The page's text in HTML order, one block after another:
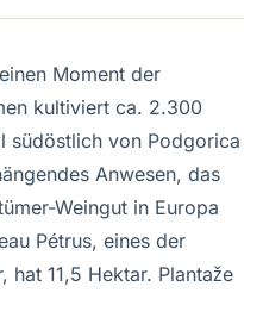
Moment der
kultiviert ca. 2.300
südöstlich von Podgorica
Anwesen, das
Weingut in Europa
Pétrus, eines der
hat 11,5 Hektar. Plantaže